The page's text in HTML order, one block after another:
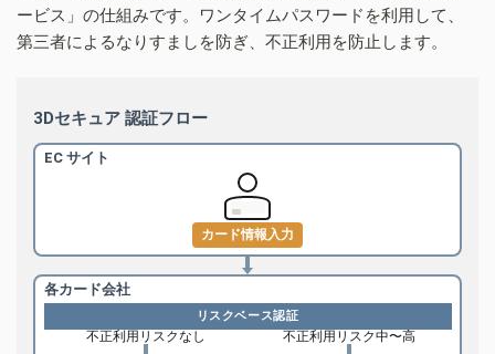
ービス」の仕組みです。ワンタイムパスワードを利用して、
第三者によるなりすましを防ぎ、不正利用を防止します。
3Dセキュア 認証フロー
EC サイト
カード情報入力
各カード会社
リスクベース認証
不正利用リスクなし 不正利用リスク中〜高